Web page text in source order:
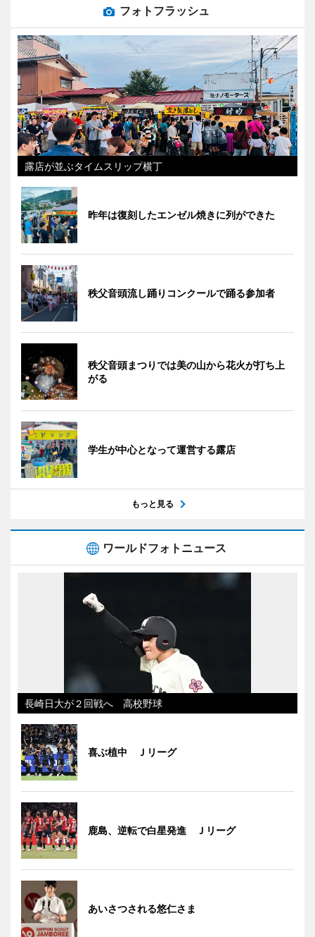
フォトフラッシュ
露店が並ぶタイムスリップ横丁
昨年は復刻したエンゼル焼きに列ができた
秩父音頭流し踊りコンクールで踊る参加者
秩父音頭まつりでは美の山から花火が打ち上
がる
学生が中心となって運営する露店
もっと見る
ワールドフォトニュース
長崎日大が２回戦へ 高校野球
喜ぶ植中 Ｊリーグ
鹿島、逆転で白星発進 Ｊリーグ
あいさつされる悠仁さま